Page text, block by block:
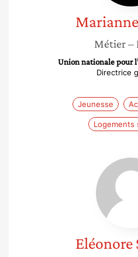
Marianne
Métier–
Union nationale pour
Directrice
Jeunesse
Logements
Eléonore